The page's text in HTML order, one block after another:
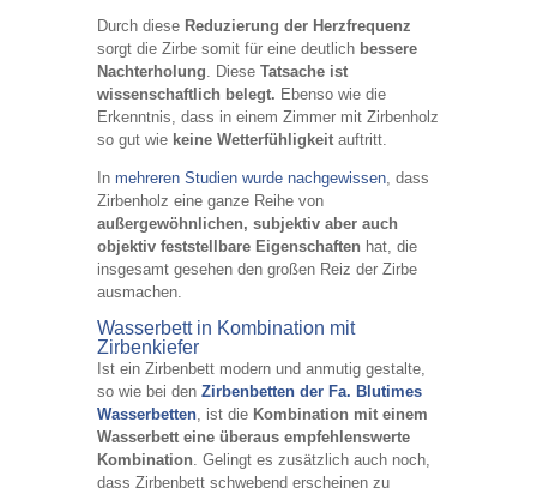
Durch diese Reduzierung der Herzfrequenz
sorgt die Zirbe somit für eine deutlich bessere
Nachterholung . Diese Tatsache ist
wissenschaftlich belegt. Ebenso wie die
Erkenntnis, dass in einem Zimmer mit Zirbenholz
so gut wie keine Wetterfühligkeitauftritt.
In mehreren Studien wurde nachgewissen, dass
Zirbenholz eine ganze Reihe von
außergewöhnlichen, subjektiv aber auch
objektiv feststellbare Eigenschaften hat, die
insgesamt gesehen den großen Reiz der Zirbe
ausmachen.
Wasserbett in Kombination mit
Zirbenkiefer
Ist ein Zirbenbett modern und anmutig gestalte,
so wie bei den Zirbenbetten der Fa. Blutimes
Wasserbetten, ist die Kombination mit einem
Wasserbett eine überaus empfehlenswerte
Kombination . Gelingt es zusätzlich auch noch,
dass Zirbenbett schwebend erscheinen zu